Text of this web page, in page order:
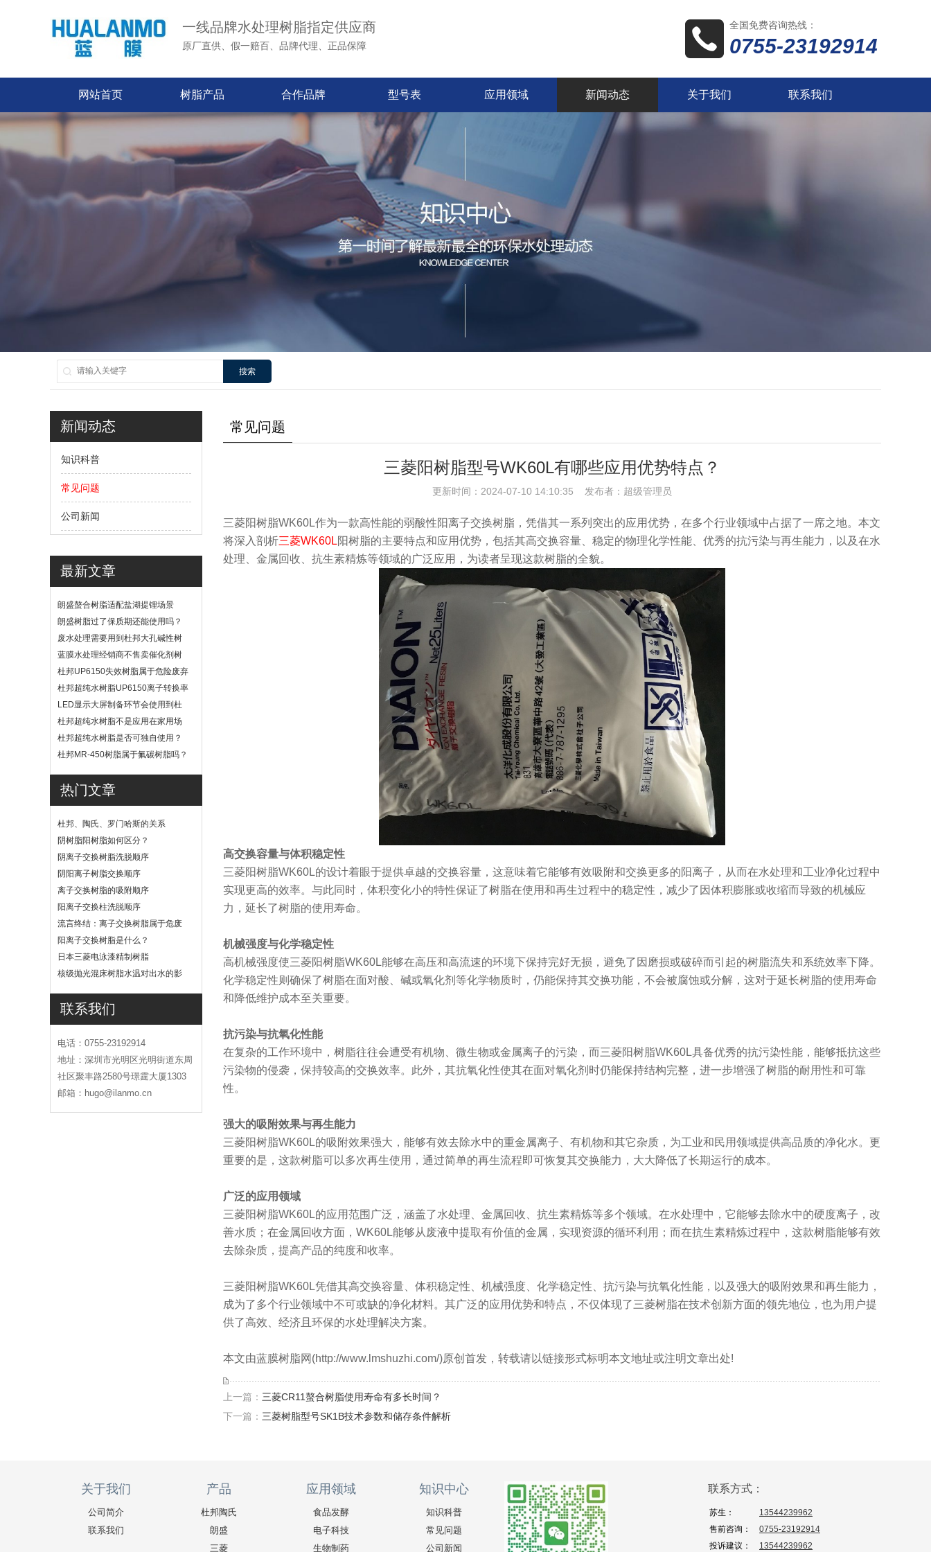
一线品牌水处理树脂指定供应商
原厂直供、假一赔百、品牌代理、正品保障
全国免费咨询热线：
0755-23192914
网站首页 树脂产品 合作品牌 型号表 应用领域 新闻动态 关于我们 联系我们
搜索
新闻动态
知识科普
常见问题
公司新闻
最新文章
朗盛螯合树脂适配盐湖提锂场景
吗？
朗盛树脂过了保质期还能使用吗？
废水处理需要用到杜邦大孔碱性树
脂？
蓝膜水处理经销商不售卖催化剂树
脂
杜邦UP6150失效树脂属于危险废弃
物吗？
杜邦超纯水树脂UP6150离子转换率
高吗？
LED显示大屏制备环节会使用到杜
邦UP6040树脂吗？
杜邦超纯水树脂不是应用在家用场
景
杜邦超纯水树脂是否可独自使用？
杜邦MR-450树脂属于氟碳树脂吗？
热门文章
杜邦、陶氏、罗门哈斯的关系
阴树脂阳树脂如何区分？
阴离子交换树脂洗脱顺序
阴阳离子树脂交换顺序
离子交换树脂的吸附顺序
阳离子交换柱洗脱顺序
流言终结：离子交换树脂属于危废
吗
阳离子交换树脂是什么？
日本三菱电泳漆精制树脂
核级抛光混床树脂水温对出水的影
联系我们
电话：0755-23192914
地址：深圳市光明区光明街道东周
社区聚丰路2580号璟霆大厦1303
邮箱：hugo@ilanmo.cn
常见问题
三菱阳树脂型号WK60L有哪些应用优势特点？
更新时间：2024-07-10 14:10:35 发布者：超级管理员
三菱阳树脂WK60L作为一款高性能的弱酸性阳离子交换树脂，凭借其一系列突出的应用优势，在多个行业领域中占据了一席之地。本文
将深入剖析三菱WK60L阳树脂的主要特点和应用优势，包括其高交换容量、稳定的物理化学性能、优秀的抗污染与再生能力，以及在水
处理、金属回收、抗生素精炼等领域的广泛应用，为读者呈现这款树脂的全貌。
高交换容量与体积稳定性
三菱阳树脂WK60L的设计着眼于提供卓越的交换容量，这意味着它能够有效吸附和交换更多的阳离子，从而在水处理和工业净化过程中
实现更高的效率。与此同时，体积变化小的特性保证了树脂在使用和再生过程中的稳定性，减少了因体积膨胀或收缩而导致的机械应
力，延长了树脂的使用寿命。
机械强度与化学稳定性
高机械强度使三菱阳树脂WK60L能够在高压和高流速的环境下保持完好无损，避免了因磨损或破碎而引起的树脂流失和系统效率下降。
化学稳定性则确保了树脂在面对酸、碱或氧化剂等化学物质时，仍能保持其交换功能，不会被腐蚀或分解，这对于延长树脂的使用寿命
和降低维护成本至关重要。
抗污染与抗氧化性能
在复杂的工作环境中，树脂往往会遭受有机物、微生物或金属离子的污染，而三菱阳树脂WK60L具备优秀的抗污染性能，能够抵抗这些
污染物的侵袭，保持较高的交换效率。此外，其抗氧化性使其在面对氧化剂时仍能保持结构完整，进一步增强了树脂的耐用性和可靠
性。
强大的吸附效果与再生能力
三菱阳树脂WK60L的吸附效果强大，能够有效去除水中的重金属离子、有机物和其它杂质，为工业和民用领域提供高品质的净化水。更
重要的是，这款树脂可以多次再生使用，通过简单的再生流程即可恢复其交换能力，大大降低了长期运行的成本。
广泛的应用领域
三菱阳树脂WK60L的应用范围广泛，涵盖了水处理、金属回收、抗生素精炼等多个领域。在水处理中，它能够去除水中的硬度离子，改
善水质；在金属回收方面，WK60L能够从废液中提取有价值的金属，实现资源的循环利用；而在抗生素精炼过程中，这款树脂能够有效
去除杂质，提高产品的纯度和收率。
三菱阳树脂WK60L凭借其高交换容量、体积稳定性、机械强度、化学稳定性、抗污染与抗氧化性能，以及强大的吸附效果和再生能力，
成为了多个行业领域中不可或缺的净化材料。其广泛的应用优势和特点，不仅体现了三菱树脂在技术创新方面的领先地位，也为用户提
供了高效、经济且环保的水处理解决方案。
本文由蓝膜树脂网(http://www.lmshuzhi.com/)原创首发，转载请以链接形式标明本文地址或注明文章出处!
上一篇： 三菱CR11螯合树脂使用寿命有多长时间？
下一篇： 三菱树脂型号SK1B技术参数和储存条件解析
关于我们
公司简介
联系我们
产品
杜邦陶氏
朗盛
三菱
应用领域
食品发酵
电子科技
生物制药
知识中心
知识科普
常见问题
公司新闻
联系方式：
苏生：
13544239962
售前咨询：
0755-23192914
投诉建议：
13544239962